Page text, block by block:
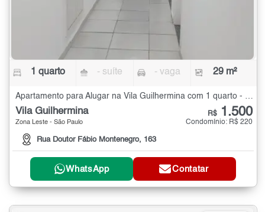
1 quarto - suíte - vaga 29 m²
Apartamento para Alugar na Vila Guilhermina com 1 quarto - 29 m²
Vila Guilhermina
Zona Leste - São Paulo
Rua Doutor Fábio Montenegro, 163
R$ 1.500
Condomínio: R$ 220
WhatsApp Contatar